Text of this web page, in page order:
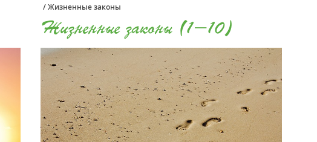
/ Жизненные законы
Жизненные законы (1-10)